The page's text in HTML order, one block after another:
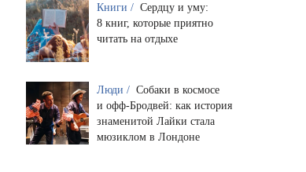
Книги / Сердцу и уму:
8 книг, которые приятно
читать на отдыхе
Люди / Собаки в космосе
и офф-Бродвей: как история
знаменитой Лайки стала
мюзиклом в Лондоне